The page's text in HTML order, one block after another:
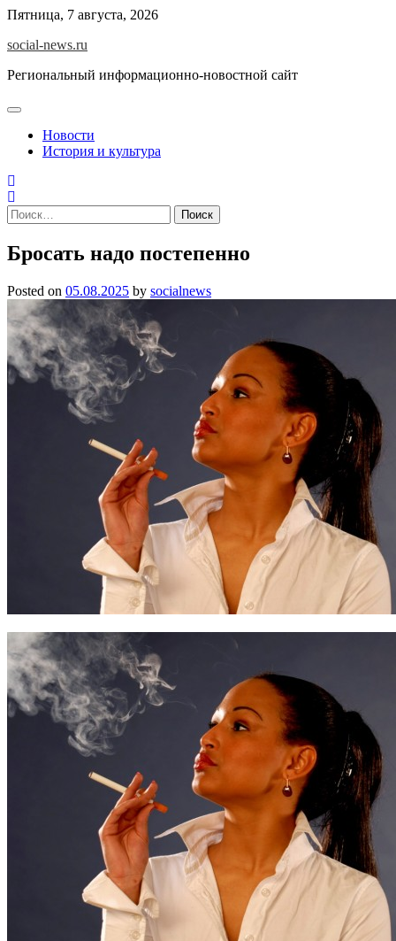
Skip
content
Пятница, 7 августа, 2026
social-news.ru
Региональный информационно-новостной сайт
Новости
История и культура
Найти:
Бросать надо постепенно
Posted on 05.08.2025 by socialnews